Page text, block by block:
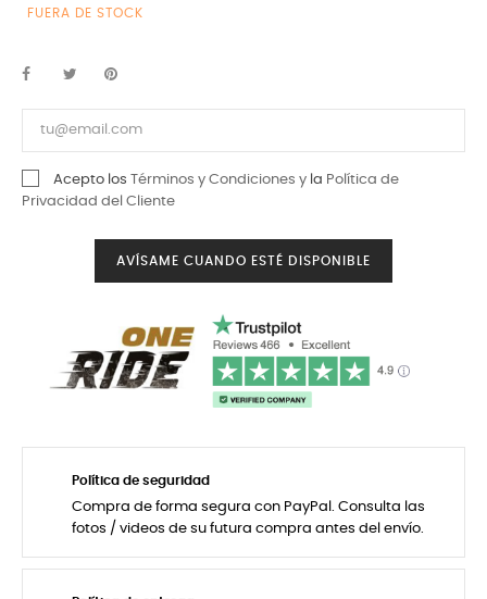
FUERA DE STOCK
Acepto los Términos y Condiciones y la Política de
Privacidad del Cliente
AVÍSAME CUANDO ESTÉ DISPONIBLE
Política de seguridad
Compra de forma segura con PayPal. Consulta las
fotos / videos de su futura compra antes del envío.